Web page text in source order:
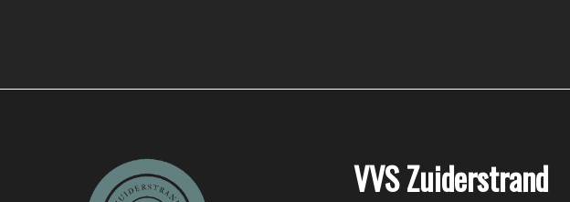
VVS Zuiderstrand